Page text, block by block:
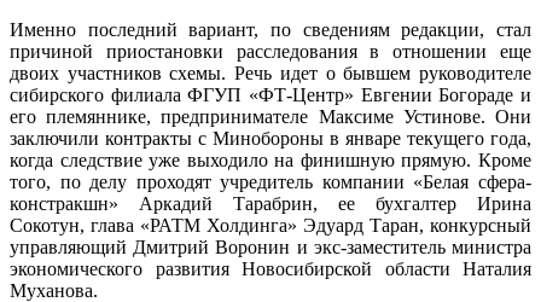
Именно последний вариант, по сведениям редакции, стал
причиной приостановки расследования в отношении еще
двоих участников схемы. Речь идет о бывшем руководителе
сибирского филиала ФГУП «ФТ-Центр» Евгении Богораде и
его племяннике, предпринимателе Максиме Устинове. Они
заключили контракты с Минобороны в январе текущего года,
когда следствие уже выходило на финишную прямую. Кроме
того, по делу проходят учредитель компании «Белая сфера-
констракшн» Аркадий Тарабрин, ее бухгалтер Ирина
Сокотун, глава «РАТМ Холдинга» Эдуард Таран, конкурсный
управляющий Дмитрий Воронин и экс-заместитель министра
экономического развития Новосибирской области Наталия
Муханова.